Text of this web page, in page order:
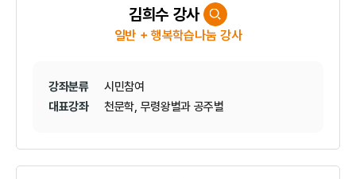
김희수 강사
일반 + 행복학습나눔 강사
강좌분류
시민참여
대표강좌
천문학, 무령왕별과 공주별